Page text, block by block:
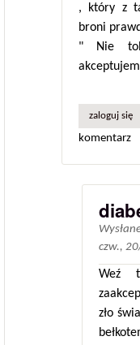
, który z
broni
" Nie
zaloguj się
komentarz
czw.,
Weź
zło